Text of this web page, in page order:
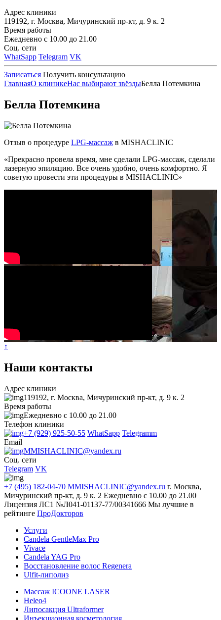
Адрес клиники
119192, г. Москва, Мичуринский пр-кт, д. 9 к. 2
Время работы
Ежедневно с 10.00 до 21.00
Соц. сети
WhatSapp Telegram VK
Записаться Получить консультацию
ГлавнаяО клиникеНас выбирают звёздыБелла Потемкина
Белла Потемкина
Отзыв о процедуре LPG-массаж в MISHACLINIC
«Прекрасно провела время, мне сделали LPG-массаж, сделали
лазерную эпиляцию. Все очень удобно, очень комфортно. Я
советую провести эти процедуры в MISHACLINIC»
↑
Наши контакты
Адрес клиники
119192, г. Москва, Мичуринский пр-кт, д. 9 к. 2
Время работы
Ежедневно с 10.00 до 21.00
Телефон клиники
+7 (929) 925-50-55 WhatSapp Telegramm
Email
MMISHACLINIC@yandex.ru
Соц. сети
Telegram VK
+7 (495) 182-04-70 MMISHACLINIC@yandex.ru г. Москва,
Мичуринский пр-кт, д. 9 к. 2 Ежедневно с 10.00 до 21.00
Лицензия ЛС1 №Л041-01137-77/00341666 Мы лучшие в
рейтинге ПроДокторов
Услуги
Candela GentleMax Pro
Vivace
Candela YAG Pro
Восстановление волос Regenera
Ulfit-липолиз
Массаж ICOONE LASER
Heleo4
Липосакция Ultraformer
Инъекционная косметология